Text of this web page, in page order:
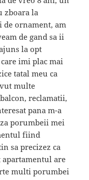
zboara la
de ornament, am
de gand sa ii
la opt
imi plac mai
tatal meu ca
multe
reclamatii,
pana m-a
porumbeii mei
fiind
sa precizez ca
are
multi porumbei